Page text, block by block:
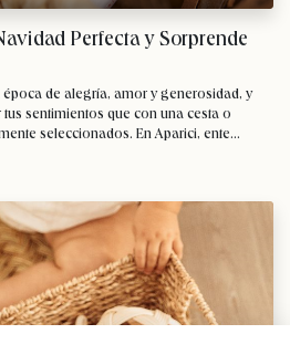
Perfecta y Sorprende
de alegría, amor y generosidad, y
sentimientos que con una cesta o
seleccionados. En Aparici, ente...